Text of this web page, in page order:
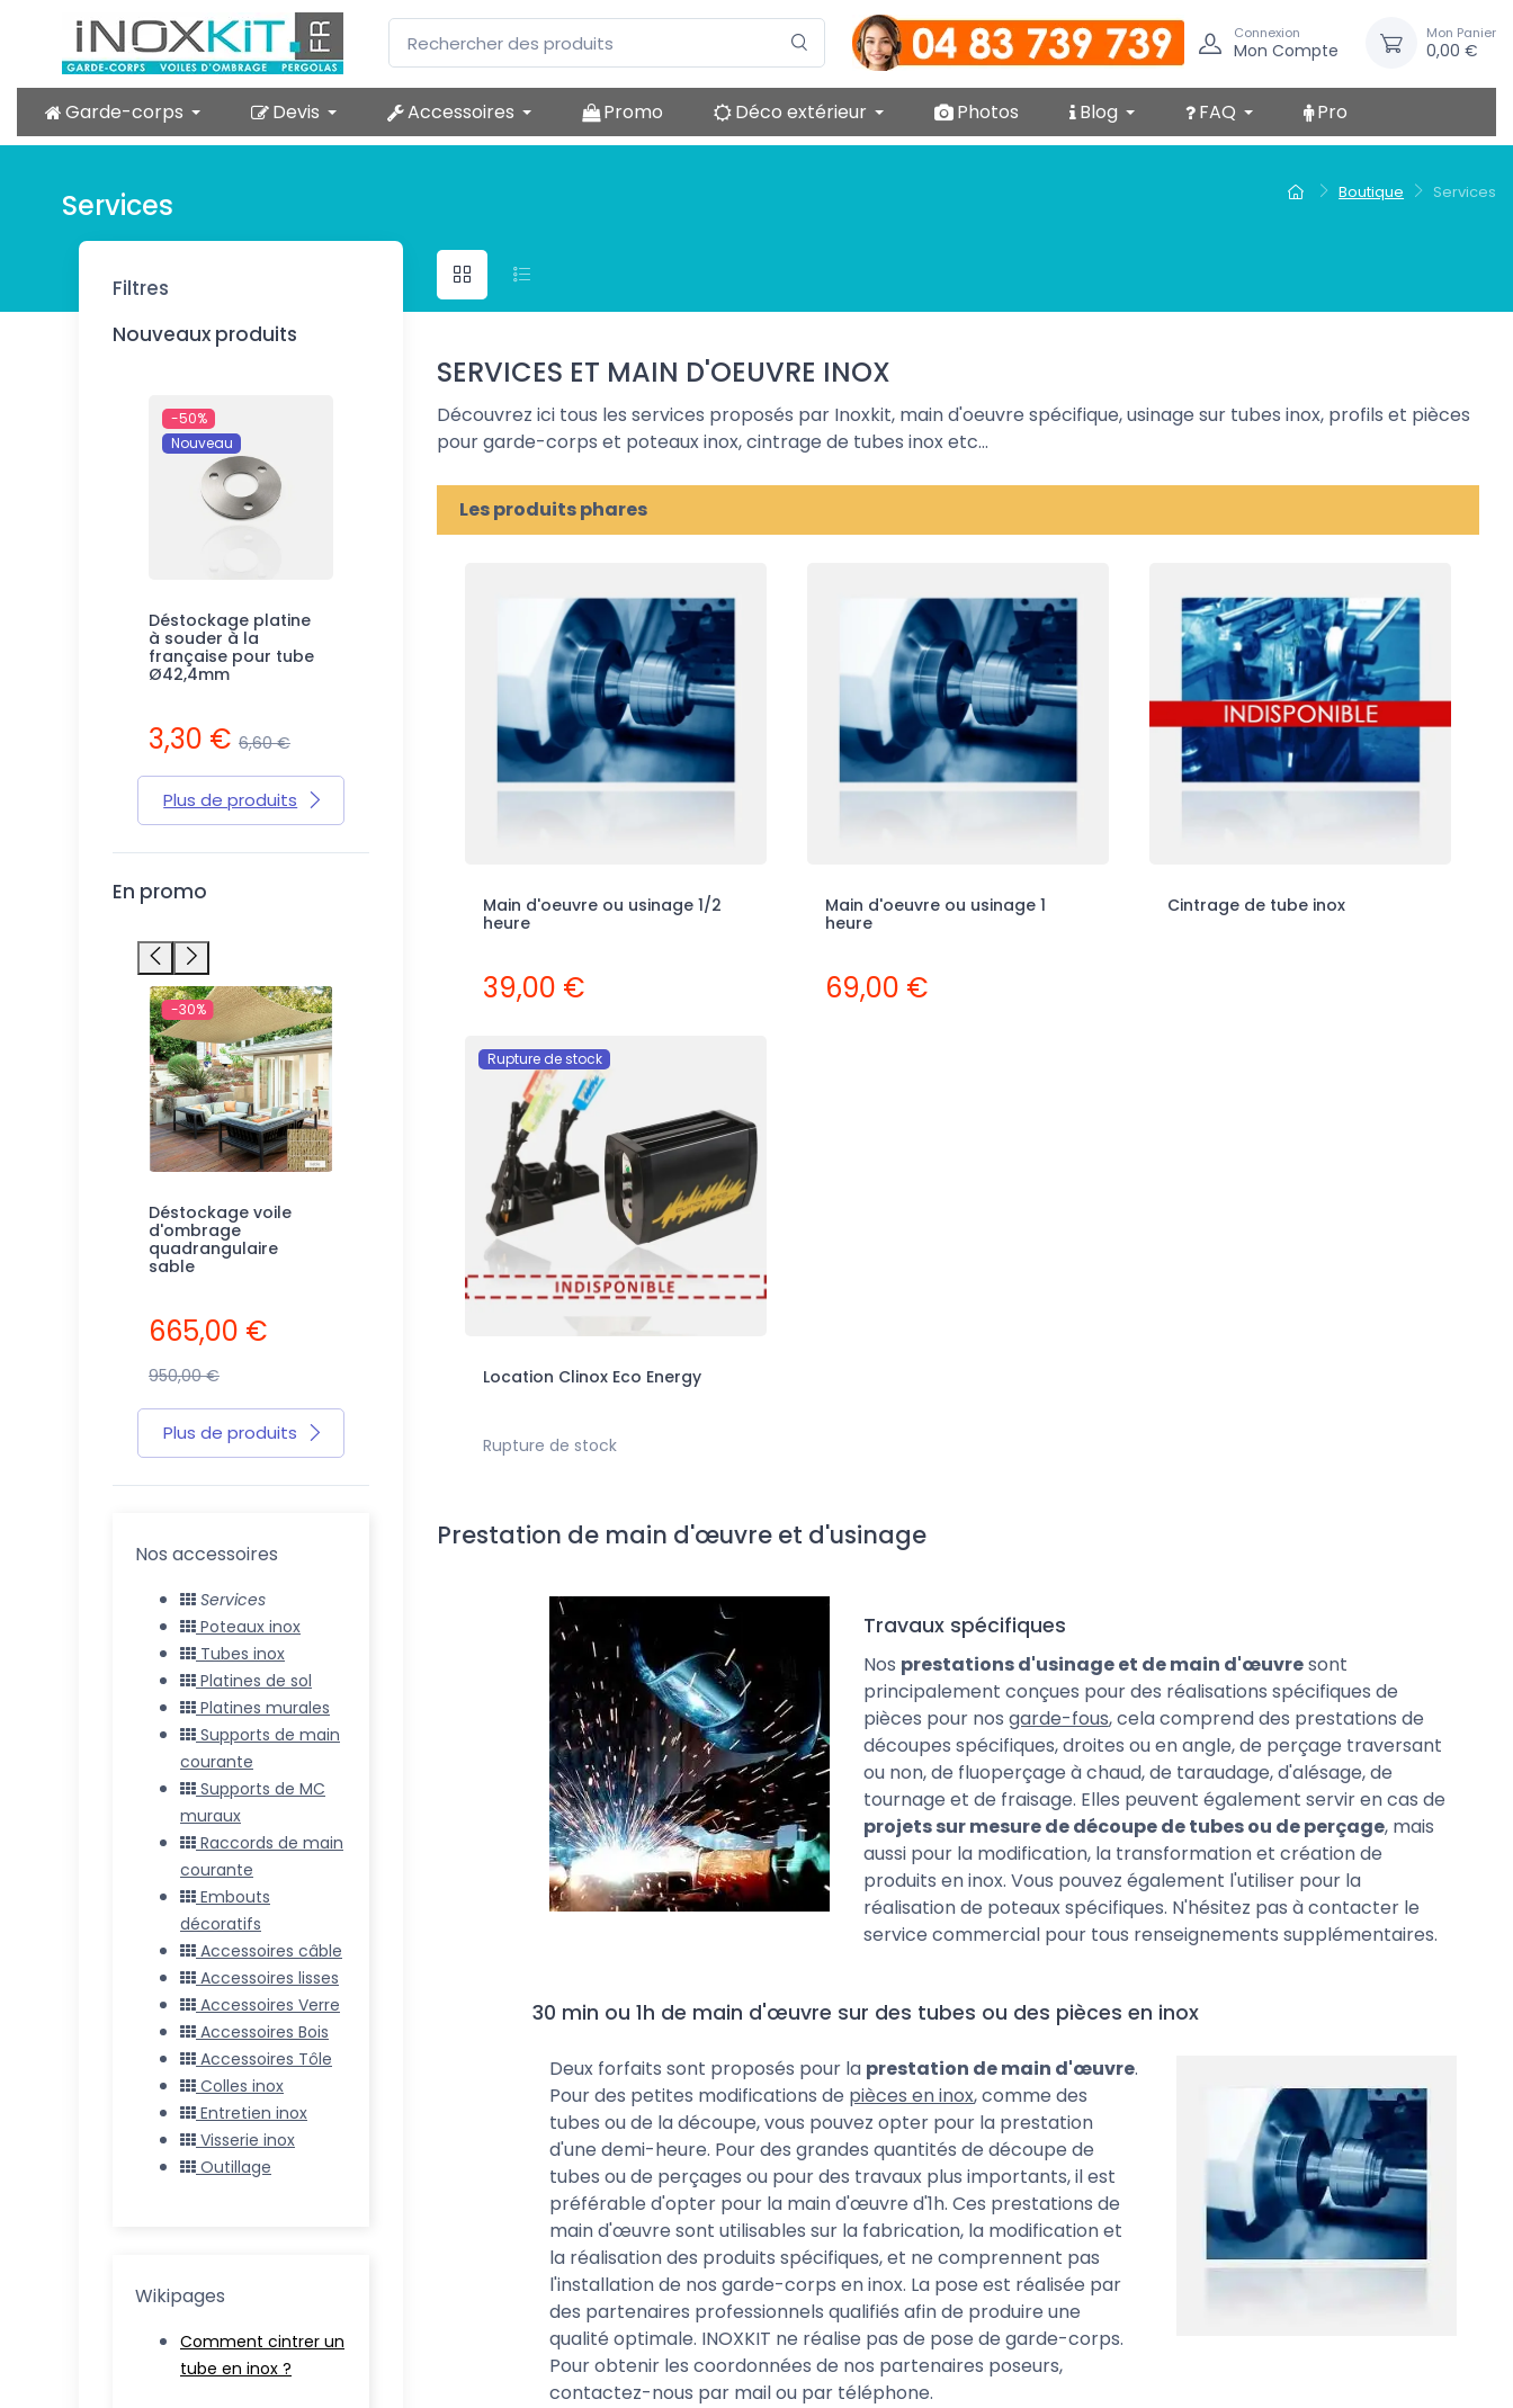
Connexion
Mon Compte
Mon Panier
0,00 €
Garde-corps Devis Accessoires Promo Déco extérieur Photos Blog FAQ Pro
Boutique Services
Services
Filtres
Nouveaux produits
-50%
Nouveau
Déstockage platine
à souder à la
française pour tube
Ø42,4mm
3,30 € 6,60 €
Plus de produits
En promo
-30%
Déstockage voile
d'ombrage
quadrangulaire
sable
665,00 €
950,00 €
Déstockage voile
Déstockage voile
d'ombrage triangle
600x480x650 mm
504,00 €
720,00 €
Plus de produits
Nos accessoires
Services
Poteaux inox
Tubes inox
Platines de sol
Platines murales
Supports de main
courante
Supports de MC
muraux
Raccords de main
courante
Embouts
décoratifs
Accessoires câble
Accessoires lisses
Accessoires Verre
Accessoires Bois
Accessoires Tôle
Colles inox
Entretien inox
Visserie inox
Outillage
Wikipages
Comment cintrer un
tube en inox ?
SERVICES ET MAIN D'OEUVRE INOX
Découvrez ici tous les services proposés par Inoxkit, main d'oeuvre spécifique, usinage sur tubes inox, profils et pièces
pour garde-corps et poteaux inox, cintrage de tubes inox etc...
Les produits phares
Main d'oeuvre ou usinage 1/2
heure
39,00 €
Main d'oeuvre ou usinage 1
heure
69,00 €
Cintrage de tube inox
Rupture de stock
Location Clinox Eco Energy
Rupture de stock
Prestation de main d'œuvre et d'usinage
Travaux spécifiques
Nos prestations d'usinage et de main d'œuvresont
principalement conçues pour des réalisations spécifiques de
pièces pour nos garde-fous, cela comprend des prestations de
découpes spécifiques, droites ou en angle, de perçage traversant
ou non, de fluoperçage à chaud, de taraudage, d'alésage, de
tournage et de fraisage. Elles peuvent également servir en cas de
projets sur mesure de découpe de tubes ou de perçage, mais
aussi pour la modification, la transformation et création de
produits en inox. Vous pouvez également l'utiliser pour la
réalisation de poteaux spécifiques. N'hésitez pas à contacter le
service commercial pour tous renseignements supplémentaires.
30 min ou 1h de main d'œuvre sur des tubes ou des pièces en inox
Deux forfaits sont proposés pour la prestation de main d'œuvre.
Pour des petites modifications de pièces en inox, comme des
tubes ou de la découpe, vous pouvez opter pour la prestation
d'une demi-heure. Pour des grandes quantités de découpe de
tubes ou de perçages ou pour des travaux plus importants, il est
préférable d'opter pour la main d'œuvre d'1h. Ces prestations de
main d'œuvre sont utilisables sur la fabrication, la modification et
la réalisation des produits spécifiques, et ne comprennent pas
l'installation de nos garde-corps en inox. La pose est réalisée par
des partenaires professionnels qualifiés afin de produire une
qualité optimale. INOXKIT ne réalise pas de pose de garde-corps.
Pour obtenir les coordonnées de nos partenaires poseurs,
contactez-nous par mail ou par téléphone.